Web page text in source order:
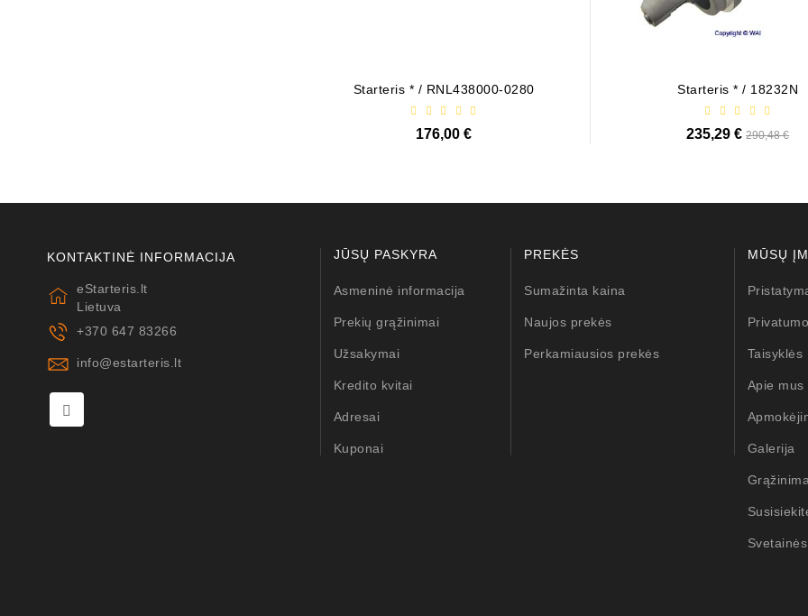
Starteris * / RNL438000-0280
176,00 €
Starteris * / 18232N
235,29 € Bazinė
290,48 €
KONTAKTINĖ INFORMACIJA
eStarteris.lt
Lietuva
+370 647 83266
info@estarteris.lt
JŪSŲ PASKYRA
Asmeninė informacija
Prekių grąžinimai
Užsakymai
Kredito kvitai
Adresai
Kuponai
PREKĖS
Sumažinta kaina
Naujos prekės
Perkamiausios prekės
MŪSŲ
Taisyklės
Apie mus
Galerija